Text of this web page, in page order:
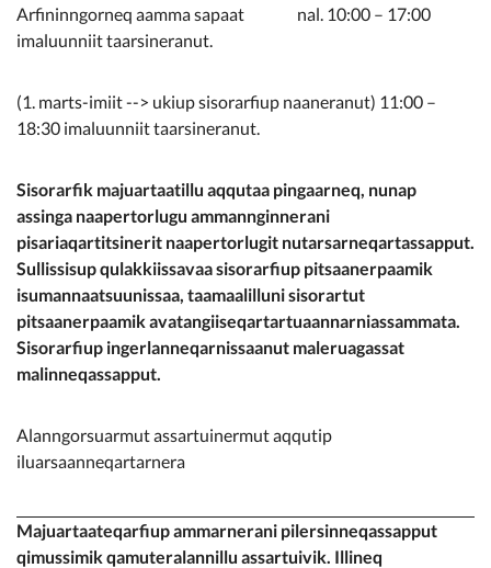
Kommunimi pilersaarut
Arfininngorneq aamma sapaat nal. 10:00 – 17:00
imaluunniit taarsineranut.
(1. marts-imiit --> ukiup sisorarfiup naaneranut) 11:00 –
18:30 imaluunniit taarsineranut.
Sisorarfik majuartaatillu aqqutaa pingaarneq, nunap
assinga naapertorlugu ammannginnerani
pisariaqartitsinerit naapertorlugit nutarsarneqartassapput.
Sullissisup qulakkiissavaa sisorarfiup pitsaanerpaamik
isumannaatsuunissaa, taamaalilluni sisorartut
pitsaanerpaamik avatangiiseqartartuaannarniassammata.
Sisorarfiup ingerlanneqarnissaanut maleruagassat
malinneqassapput.
Alanngorsuarmut assartuinermut aqqutip
iluarsaanneqartarnera
Majuartaateqarfiup ammarnerani pilersinneqassapput
qimussimik qamuteralannillu assartuivik. Illineq